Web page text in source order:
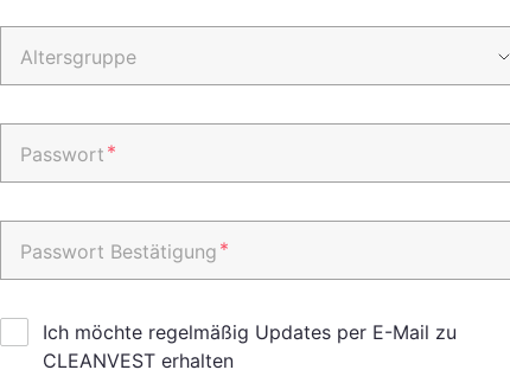
Altersgruppe
Passwort *
Passwort Bestätigung *
Ich möchte regelmäßig Updates per E-Mail zu
CLEANVEST erhalten